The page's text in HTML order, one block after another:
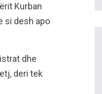
Kurban
si desh apo
dhe
deri tek